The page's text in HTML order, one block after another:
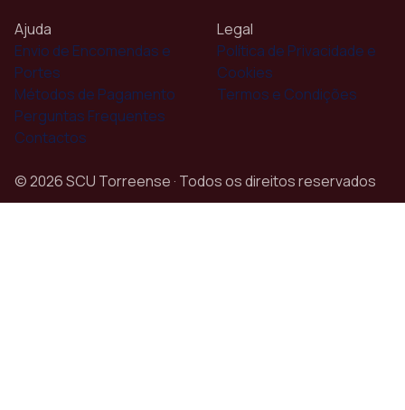
Ajuda
Envio de Encomendas e
Portes
Métodos de Pagamento
Perguntas Frequentes
Contactos
Legal
Política de Privacidade e
Cookies
Termos e Condições
© 2026 SCU Torreense · Todos os direitos reservados